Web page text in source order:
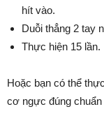
hít vào.
Duỗi thẳng 2 tay
Thực hiện 15 lần.
Hoặc bạn có thể
cơ ngực đúng